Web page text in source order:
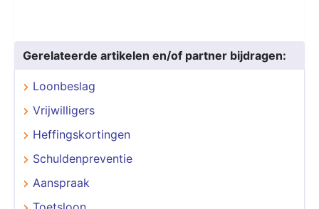
Gerelateerde artikelen en/of partner bijdragen:
Loonbeslag
Vrijwilligers
Heffingskortingen
Schuldenpreventie
Aanspraak